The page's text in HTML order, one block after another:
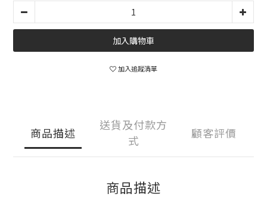
加入購物車
加入追蹤清單
商品描述
送貨及付款方
式
顧客評價
商品描述